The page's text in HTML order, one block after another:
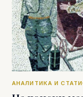
АНАЛИТИКА И